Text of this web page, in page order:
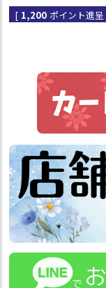
[ 1,200 ポイント進呈